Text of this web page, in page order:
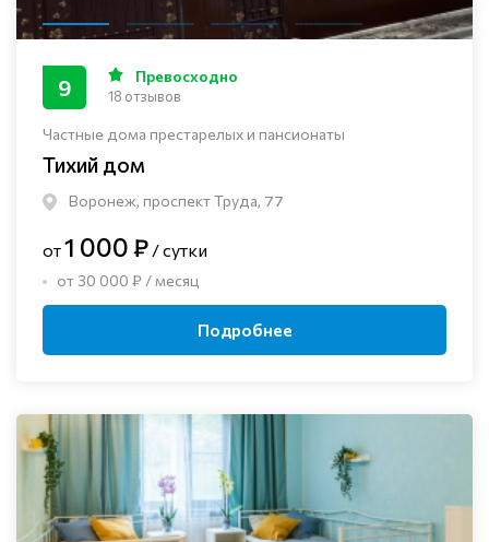
Частные дома престарелых и пансионаты
Тихий дом
Воронеж, проспект Труда, 77
9 Превосходно
18 отзывов
от1 000 ₽ / сутки
от 30 000 ₽ / месяц
Подробнее